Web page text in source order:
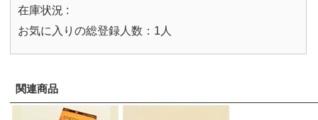
在庫状況 :
お気に入りの総登録人数：1人
関連商品